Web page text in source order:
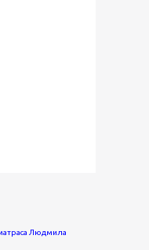
Людмила